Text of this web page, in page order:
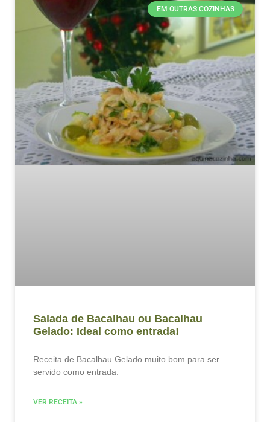
EM OUTRAS COZINHAS
Salada de Bacalhau ou Bacalhau
Gelado: Ideal como entrada!
Receita de Bacalhau Gelado muito bom para ser
servido como entrada.
VER RECEITA »